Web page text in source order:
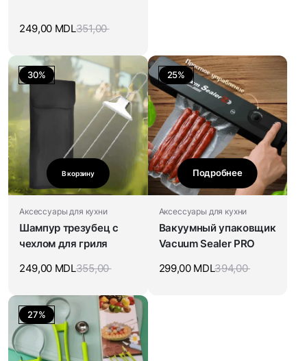
351,00
249,00 MDL
30%
В корзину
Аксессуары для кухни
Шампур трезубец с
чехлом для гриля
355,00
249,00 MDL
25%
Подробнее
Аксессуары для кухни
Вакуумный упаковщик
Vacuum Sealer PRO
394,00
299,00 MDL
27%